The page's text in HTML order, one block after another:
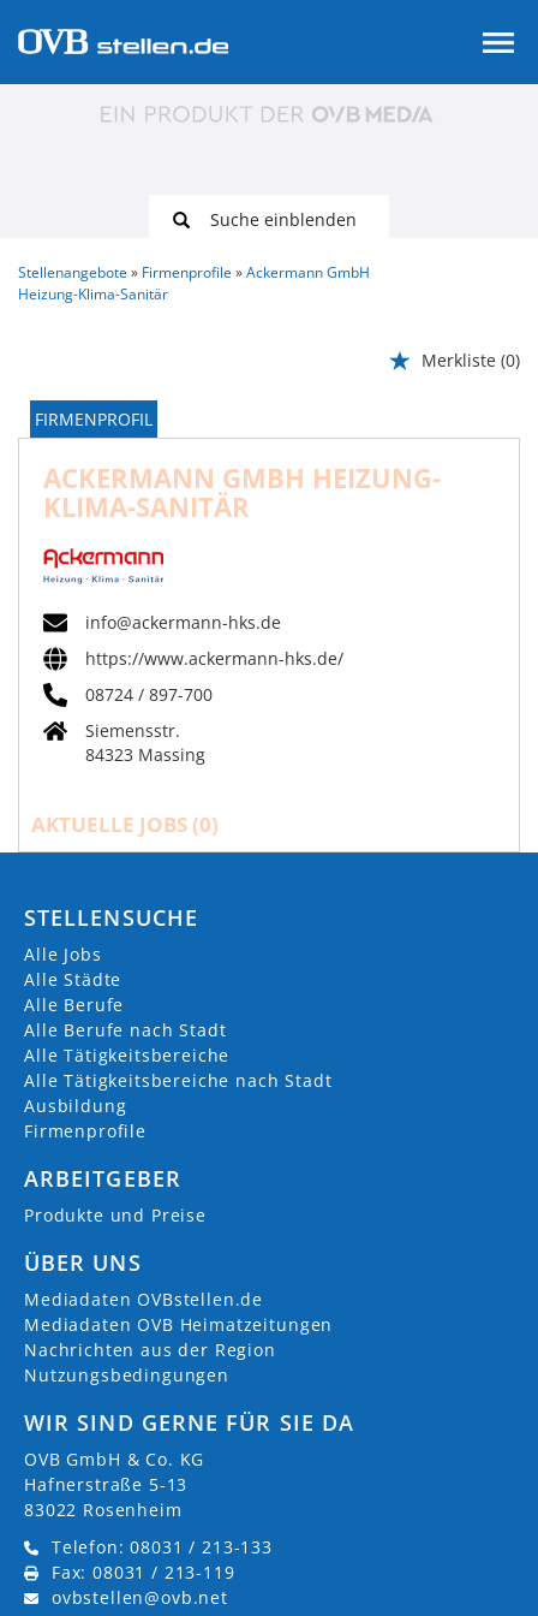
Suche einblenden
Stellenangebote Firmenprofile
Ackermann GmbH
Heizung-Klima-Sanitär
Merkliste (0)
FIRMENPROFIL
ACKERMANN GMBH HEIZUNG-
KLIMA-SANITÄR
info@ackermann-hks.de
https://www.ackermann-hks.de/
08724 / 897-700
Siemensstr.
84323 Massing
AKTUELLE JOBS (0)
STELLENSUCHE
Alle Jobs
Alle Städte
Alle Berufe
Alle Berufe nach Stadt
Alle Tätigkeitsbereiche
Alle Tätigkeitsbereiche nach Stadt
Ausbildung
Firmenprofile
ARBEITGEBER
Produkte und Preise
ÜBER UNS
Mediadaten OVBstellen.de
Mediadaten OVB Heimatzeitungen
Nachrichten aus der Region
Nutzungsbedingungen
WIR SIND GERNE FÜR SIE DA
OVB GmbH & Co. KG
Hafnerstraße 5-13
83022 Rosenheim
Telefon: 08031 / 213-133
Fax: 08031 / 213-119
ovbstellen@ovb.net